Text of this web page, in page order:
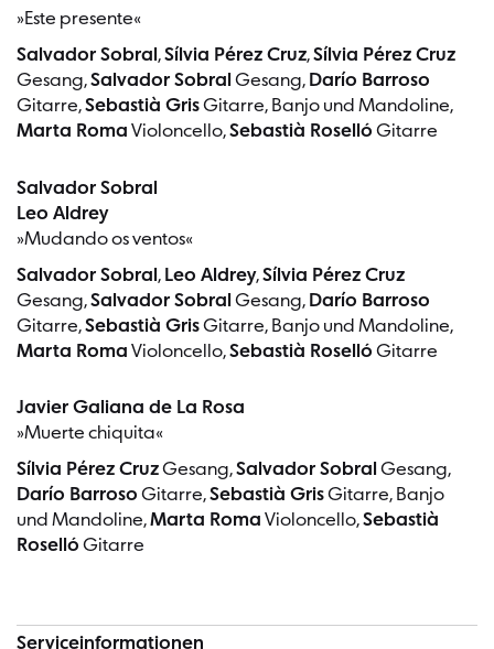
»Este presente«
Salvador Sobral ,Sílvia Pérez Cruz,Sílvia Pérez Cruz
Gesang,Salvador Sobral Gesang, Darío Barroso
Gitarre,Sebastià GrisGitarre, Banjo und Mandoline,
Marta Roma Violoncello,Sebastià Roselló Gitarre
Salvador Sobral
Leo Aldrey
»Mudando os ventos«
Salvador Sobral , Leo Aldrey,Sílvia Pérez Cruz
Gesang,Salvador Sobral Gesang, Darío Barroso
Gitarre,Sebastià GrisGitarre, Banjo und Mandoline,
Marta Roma Violoncello,Sebastià Roselló Gitarre
Javier Galiana de La Rosa
»Muerte chiquita«
Sílvia Pérez CruzGesang,Salvador Sobral Gesang,
Darío Barroso Gitarre,Sebastià GrisGitarre, Banjo
und Mandoline,Marta Roma Violoncello,Sebastià
Roselló Gitarre
Serviceinformationen